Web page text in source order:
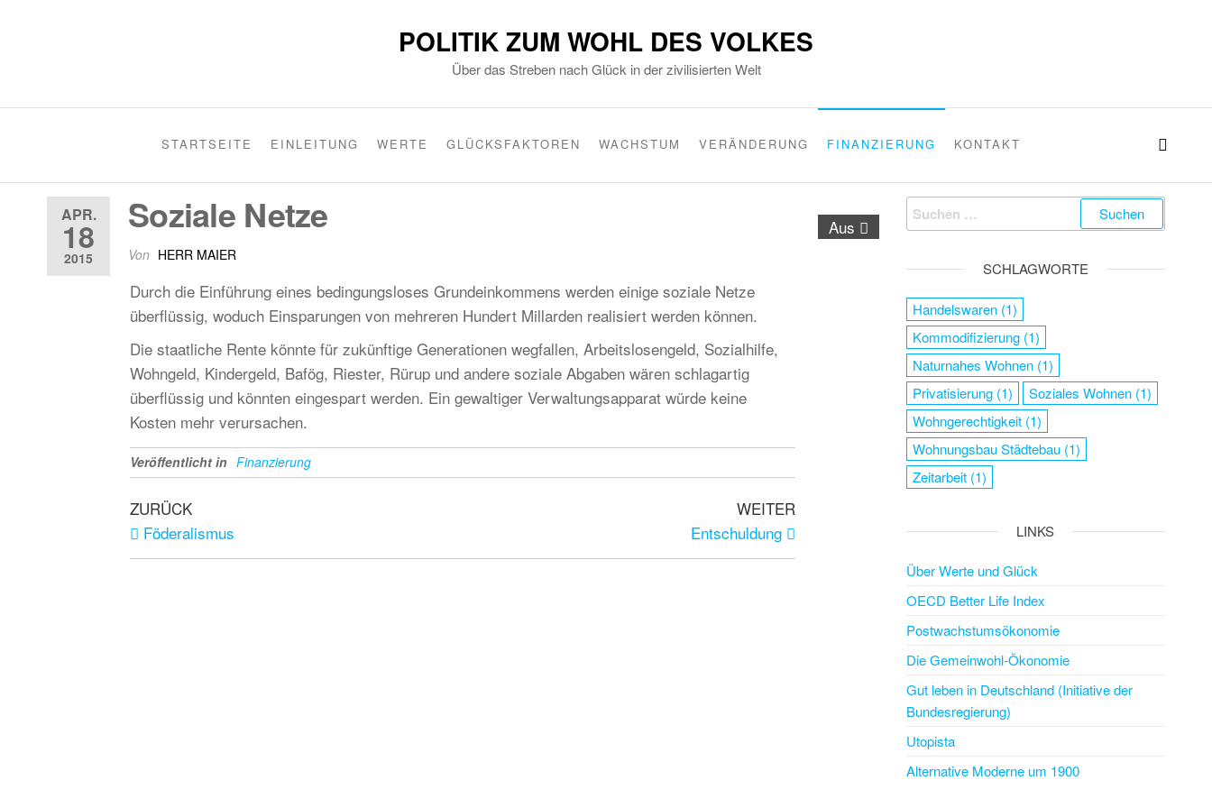
POLITIK ZUM WOHL DES VOLKES
Über das Streben nach Glück in der zivilisierten Welt
STARTSEITE EINLEITUNG WERTE GLÜCKSFAKTOREN WACHSTUM VERÄNDERUNG FINANZIERUNG KONTAKT
APR.
18
2015
Aus
Soziale Netze
Von HERR MAIER
Durch die Einführung eines bedingungsloses Grundeinkommens werden einige soziale Netze
überflüssig, woduch Einsparungen von mehreren Hundert Millarden realisiert werden können.
Die staatliche Rente könnte für zukünftige Generationen wegfallen, Arbeitslosengeld, Sozialhilfe,
Wohngeld, Kindergeld, Bafög, Riester, Rürup und andere soziale Abgaben wären schlagartig
überflüssig und könnten eingespart werden. Ein gewaltiger Verwaltungsapparat würde keine
Kosten mehr verursachen.
Veröffentlicht in Finanzierung
ZURÜCK
Föderalismus
WEITER
Entschuldung
SCHLAGWORTE
Handelswaren(1)
Kommodifizierung(1)
Naturnahes Wohnen(1)
Privatisierung(1) Soziales Wohnen(1)
Wohngerechtigkeit(1)
Wohnungsbau Städtebau(1)
Zeitarbeit(1)
LINKS
Über Werte und Glück
OECD Better Life Index
Postwachstumsökonomie
Die Gemeinwohl-Ökonomie
Gut leben in Deutschland (Initiative der
Bundesregierung)
Utopista
Alternative Moderne um 1900